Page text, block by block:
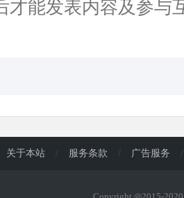
关于本站 / 服务条款 / 广告服务 /